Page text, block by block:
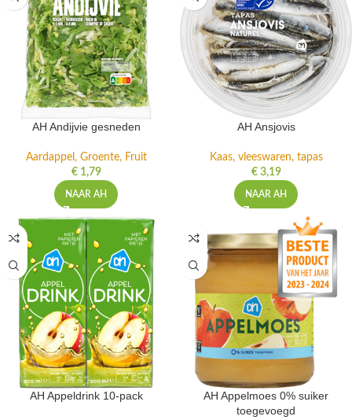
AH Andijvie gesneden
Aardappel, Groente, Fruit
€1,79
NAAR AH
AH Ansjovis
Kaas, vleeswaren, tapas
€3,19
NAAR AH
AH Appeldrink 10-pack
AH Appelmoes 0% suiker
toegevoegd